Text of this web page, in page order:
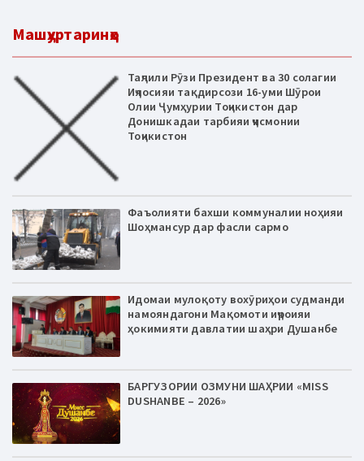
Машҳуртаринҳо
Таҷлили Рӯзи Президент ва 30 солагии
Иҷлосияи тақдирсози 16-уми Шӯрои
Олии Ҷумҳурии Тоҷикистон дар
Донишкадаи тарбияи ҷисмонии
Тоҷикистон
Фаъолияти бахши коммуналии ноҳияи
Шоҳмансур дар фасли сармо
Идомаи мулоқоту вохӯриҳои судманди
намояндагони Мақомоти иҷроияи
ҳокимияти давлатии шаҳри Душанбе
БАРГУЗОРИИ ОЗМУНИ ШАҲРИИ «MISS
DUSHANBE – 2026»